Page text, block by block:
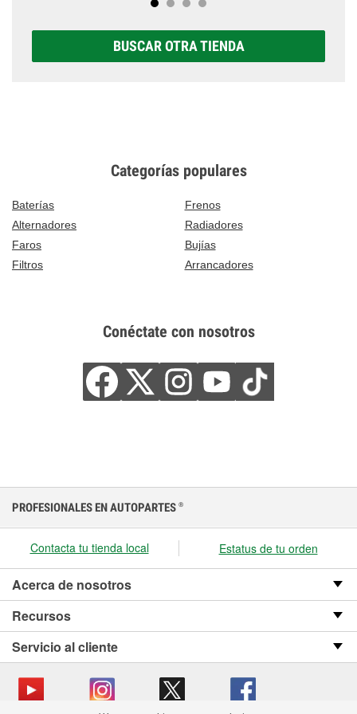
BUSCAR OTRA TIENDA
Categorías populares
Baterías
Frenos
Alternadores
Radiadores
Faros
Bujías
Filtros
Arrancadores
Conéctate con nosotros
PROFESIONALES EN AUTOPARTES ®
Contacta tu tienda local Estatus de tu orden
Acerca de nosotros
Recursos
Servicio al cliente